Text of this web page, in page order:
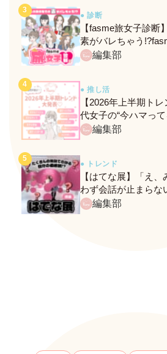
● 診断
【fasme旅女子診断
素がバレちゃう
ト！編集部
● 推し活
【2026年上半期ト
代女子の“今ハマっ
ネクストバズ予報も
編集部
● トレンド
【はてな展】「え
わず会話が止まら
てな展』に行ってき
編集部